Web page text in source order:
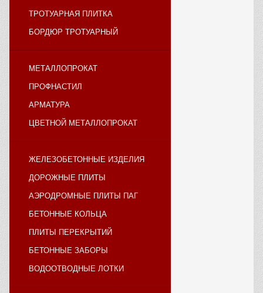
ТРОТУАРНАЯ ПЛИТКА
БОРДЮР ТРОТУАРНЫЙ
МЕТАЛЛОПРОКАТ
ПРОФНАСТИЛ
АРМАТУРА
ЦВЕТНОЙ МЕТАЛЛОПРОКАТ
ЖЕЛЕЗОБЕТОННЫЕ ИЗДЕЛИЯ
ДОРОЖНЫЕ ПЛИТЫ
АЭРОДРОМНЫЕ ПЛИТЫ ПАГ
БЕТОННЫЕ КОЛЬЦА
ПЛИТЫ ПЕРЕКРЫТИЙ
БЕТОННЫЕ ЗАБОРЫ
ВОДООТВОДНЫЕ ЛОТКИ